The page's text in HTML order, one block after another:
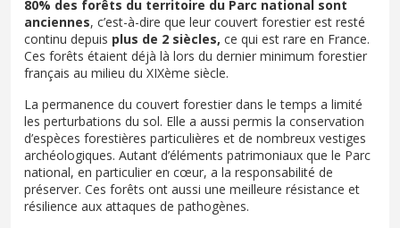
80% des forêts du territoire du Parc national sont
anciennes, c’est-à-dire que leur couvert forestier est resté
continu depuis plus de 2 siècles, ce qui est rare en France.
Ces forêts étaient déjà là lors du dernier minimum forestier
français au milieu du XIXème siècle.
La permanence du couvert forestier dans le temps a limité
les perturbations du sol. Elle a aussi permis la conservation
d’espèces forestières particulières et de nombreux vestiges
archéologiques. Autant d’éléments patrimoniaux que le Parc
national, en particulier en cœur, a la responsabilité de
préserver. Ces forêts ont aussi une meilleure résistance et
résilience aux attaques de pathogènes.